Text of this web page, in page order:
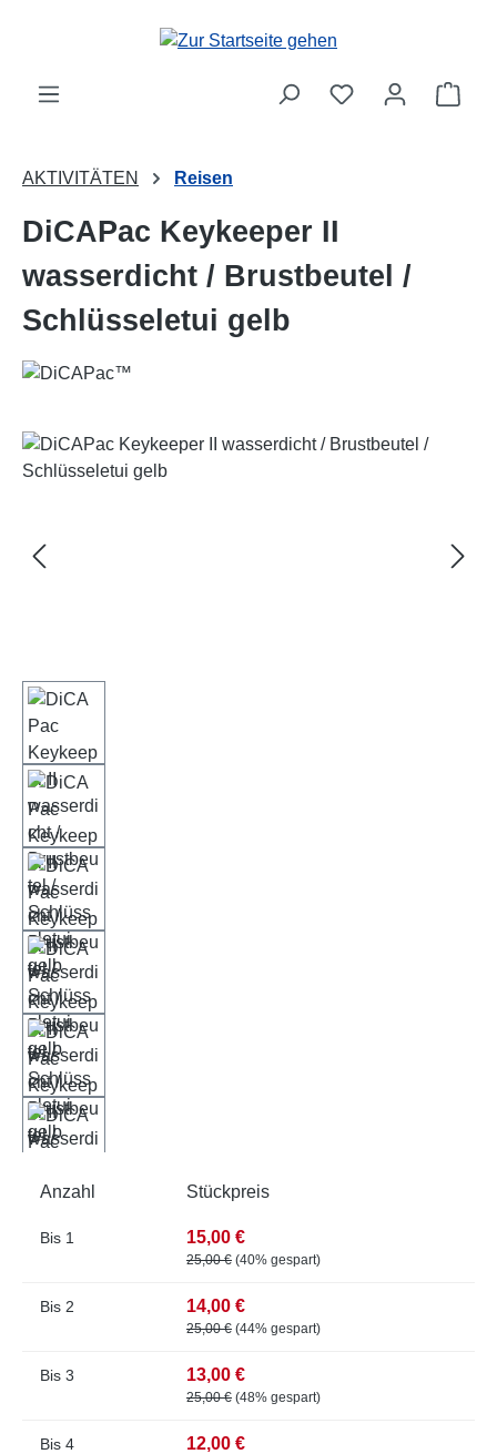
Zum Hauptinhalt springen
AKTIVITÄTEN Reisen
DiCAPac Keykeeper II
wasserdicht / Brustbeutel /
Schlüsseletui gelb
Bildergalerie überspringen
Anzahl Stückpreis
Bis 1 15,00 €
25,00 € (40% gespart)
Bis 2 14,00 €
25,00 € (44% gespart)
Bis 3 13,00 €
25,00 € (48% gespart)
Bis 4 12,00 €